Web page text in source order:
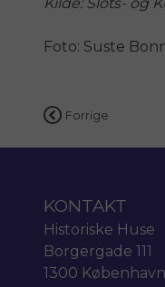
Foto: Suste
Forrige
KONTAKT
Historiske Huse
Borgergade 111
1300